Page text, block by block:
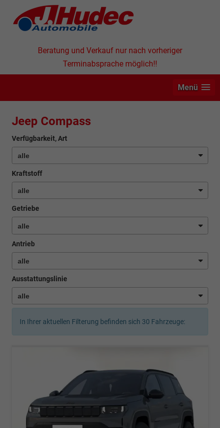
Beratung und Verkauf nur nach vorheriger
Terminabsprache möglich!!
Menü
Jeep Compass
Verfügbarkeit, Art
Kraftstoff
Getriebe
Antrieb
Ausstattungslinie
In Ihrer aktuellen Filterung befinden sich 30 Fahrzeuge: